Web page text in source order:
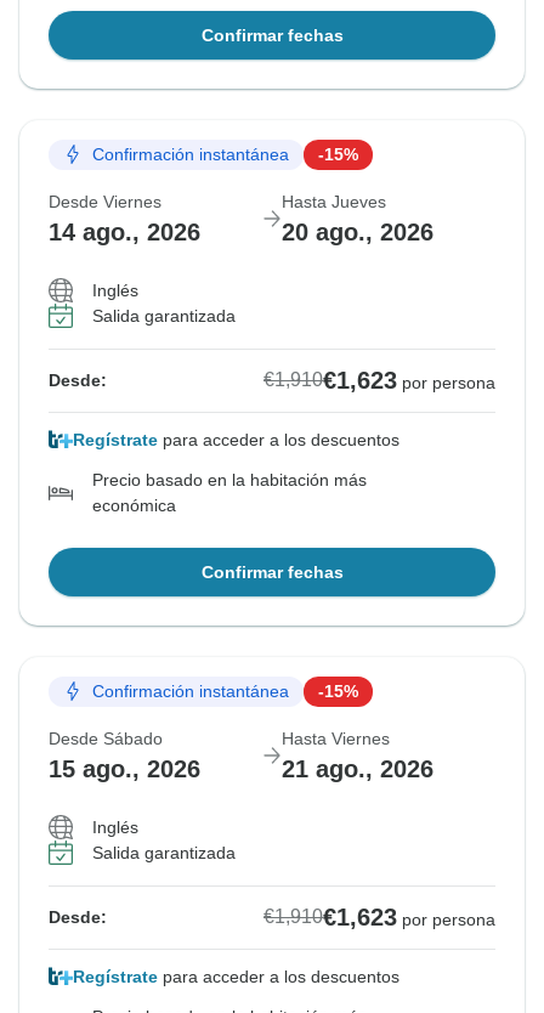
Confirmar fechas
Confirmación instantánea -15%
Desde Viernes
14 ago., 2026
Hasta Jueves
20 ago., 2026
Inglés
Salida garantizada
Desde: €1,910€1,623 por persona
Regístrate para acceder a los descuentos
Precio basado en la habitación más
económica
Confirmar fechas
Confirmación instantánea -15%
Desde Sábado
15 ago., 2026
Hasta Viernes
21 ago., 2026
Inglés
Salida garantizada
Desde: €1,910€1,623 por persona
Regístrate para acceder a los descuentos